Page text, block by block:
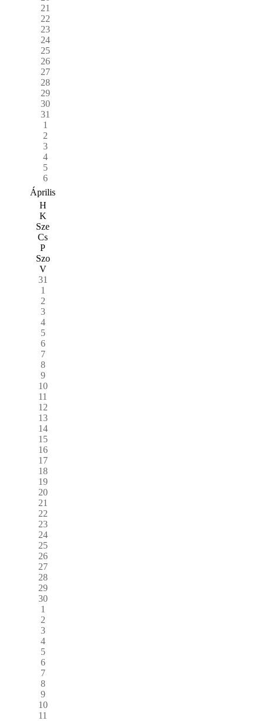
21
22
23
24
25
26
27
28
29
30
31
1
2
3
4
5
6
Április
H
K
Sze
Cs
P
Szo
V
31
1
2
3
4
5
6
7
8
9
10
11
12
13
14
15
16
17
18
19
20
21
22
23
24
25
26
27
28
29
30
1
2
3
4
5
6
7
8
9
10
11